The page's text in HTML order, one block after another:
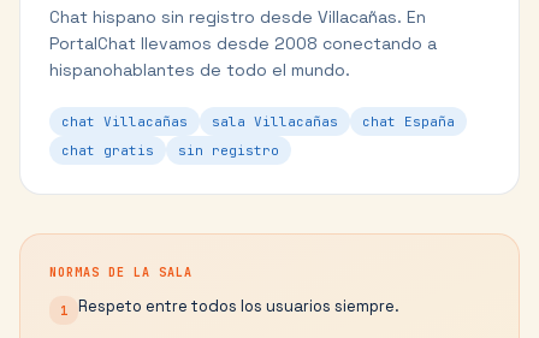
Chat hispano sin registro desde Villacañas. En
PortalChat llevamos desde 2008 conectando a
hispanohablantes de todo el mundo.
chat Villacañas sala Villacañas
chat España
chat gratis
sin registro
NORMAS DE LA SALA
1 Respeto entre todos los usuarios siempre.